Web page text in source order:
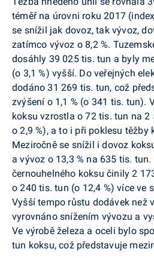
téměř na úrovni roku 2017
se snížil jak dovoz, tak vývoz,
zatímco vývoz o 8,2 %.
dosáhly 39 025 tis. tun a byly
(o 3,1 %) vyšší. Do veřejných
dodáno 31 269 tis. tun, což
zvýšení o 1,1 % (o 341 tis. tun).
koksu vzrostla o 72 tis. tun na 2
o 2,9 %), a to i při poklesu těžby
Meziročně se snížil i dovoz
a vývoz o 13,3 % na 635 tis.
černouhelného koksu činily 2
o 240 tis. tun (o 12,4 %) více ve
Vyšší tempo růstu dodávek než
vyrovnáno snížením vývozu a
Ve výrobě železa a oceli bylo
tun koksu, což představuje